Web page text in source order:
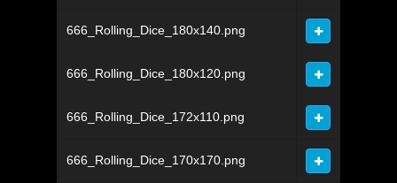
666_Rolling_Dice_180x140.png
666_Rolling_Dice_180x120.png
666_Rolling_Dice_172x110.png
666_Rolling_Dice_170x170.png